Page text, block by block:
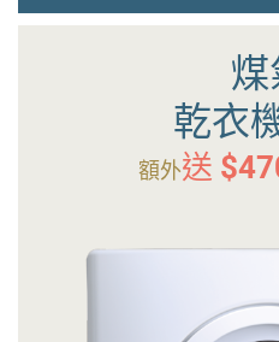
煤
乾衣
額外送